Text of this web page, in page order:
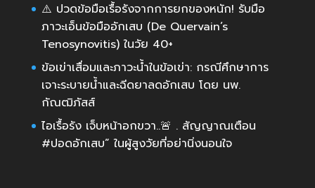
⚠️ ปวดข้อมือเรื้อรังจากการยกของหนัก! รับมือ
ภาวะเอ็นข้อมืออักเสบ (De Quervain’s
Tenosynovitis) ในวัย 40+
ข้อเข่าเสื่อมและภาวะน้ำในข้อเข่า: กรณีศึกษาการ
เจาะระบายน้ำและฉีดยาลดอักเสบ โดย นพ.
กัณฒิภัสส์
ไอเรื้อรัง เจ็บหน้าอกขวา..🚨 . สัญญาณเตือน
#ปอดอักเสบ” ในผู้สูงวัยที่อย่านิ่งนอนใจ